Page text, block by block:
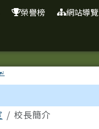
小
榮譽榜 網站導覽
校長簡介